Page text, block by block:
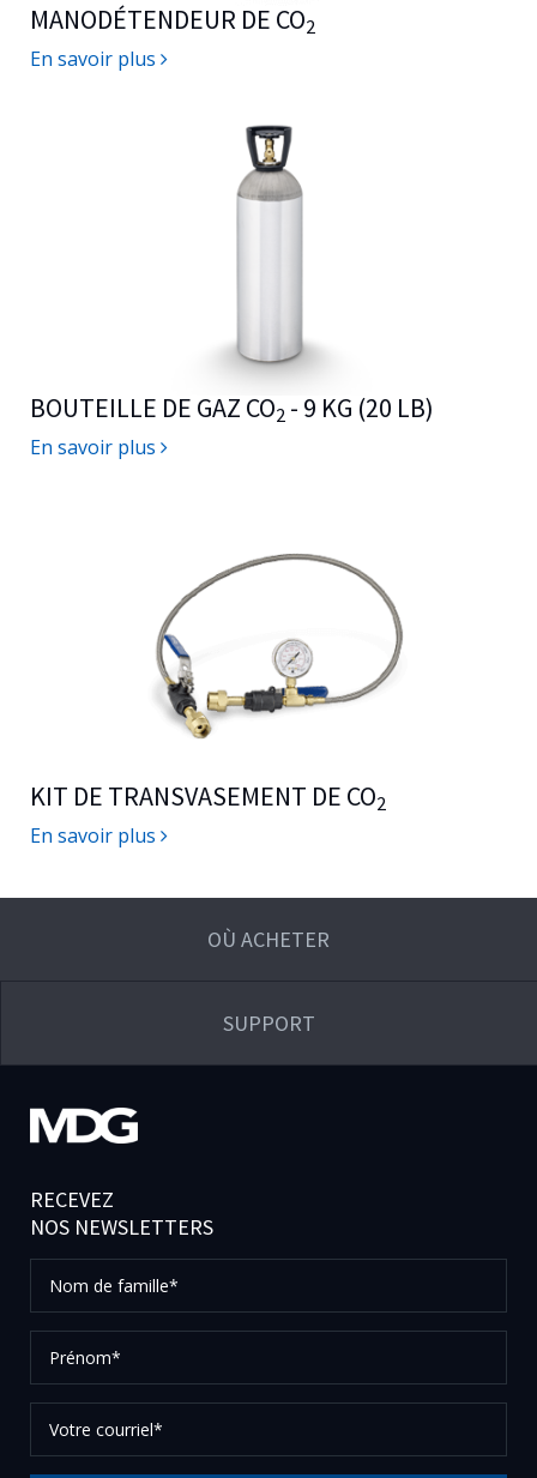
MANODÉTENDEUR DE CO2
En savoir plus
BOUTEILLE DE GAZ CO2 - 9 KG (20 LB)
En savoir plus
KIT DE TRANSVASEMENT DE CO2
En savoir plus
OÙ ACHETER
SUPPORT
RECEVEZ
NOS NEWSLETTERS
de
famille*
courriel*